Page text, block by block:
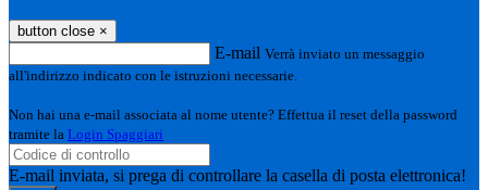
button close ×
E-mail Verrà inviato un messaggio
all'indirizzo indicato con le istruzioni necessarie.
Non hai una e-mail associata al nome utente? Effettua il reset della password
tramite la Login Spaggiari
E-mail inviata, si prega di controllare la casella di posta elettronica!